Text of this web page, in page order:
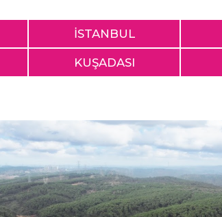
İSTANBUL
KUŞADASI